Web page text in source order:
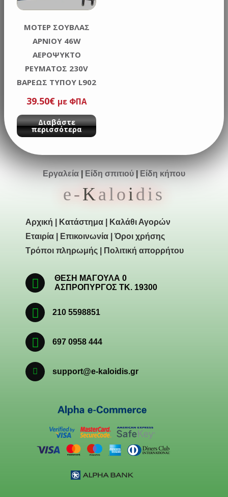
ΜΟΤΕΡ ΣΟΥΒΛΑΣ
ΑΡΝΙΟΥ 46W
ΑΕΡΟΨΥΚΤΟ
ΡΕΥΜΑΤΟΣ 230V
ΒΑΡΕΩΣ ΤΥΠΟΥ L902
39.50€ με ΦΠΑ
Διαβάστε
περισσότερα
Εργαλεία Είδη σπιτιού Είδη κήπου
e-Kaloidis
Αρχική Κατάστημα
Καλάθι Αγορών
Εταιρία
Επικοινωνία |Όροι χρήσης
Τρόποι πληρωμής
Πολιτική απορρήτου
ΘΕΣΗ ΜΑΓΟΥΛΑ 0
ΑΣΠΡΟΠΥΡΓΟΣ ΤΚ. 19300
210 5598851
697 0958 444
support@e-kaloidis.gr